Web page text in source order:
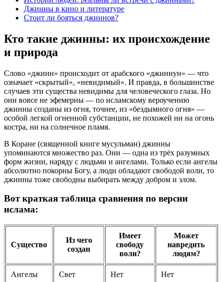
Джинны в кино и литературе
Стоит ли бояться джиннов?
Кто такие джинны: их происхождение
и природа
Слово «джинн» происходит от арабского «джиннун» — что
означает «скрытый», «невидимый». И правда, в большинстве
случаев эти существа невидимы для человеческого глаза. Но
они вовсе не эфемерны — по исламскому вероучению
джинны созданы из огня, точнее, из «бездымного огня» —
особой легкой огненной субстанции, не похожей ни на огонь
костра, ни на солнечное пламя.
В Коране (священной книге мусульман) джинны
упоминаются множество раз. Они — одна из трёх разумных
форм жизни, наряду с людьми и ангелами. Только если ангелы
абсолютно покорны Богу, а люди обладают свободой воли, то
джинны тоже свободны выбирать между добром и злом.
Вот краткая таблица сравнения по версии
ислама:
Существо
Из чего
создан
Имеет
свободу
воли?
Может
навредить
людям?
Ангелы Свет Нет Нет